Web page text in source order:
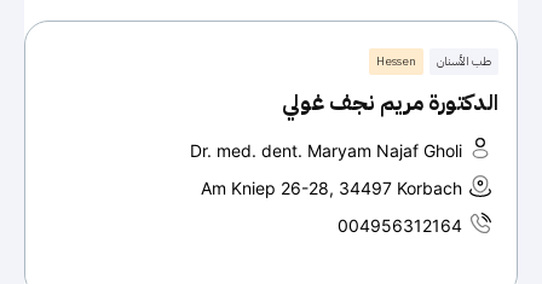
طب الأسنان Hessen
الدكتورة مريم نجف غولي
Dr. med. dent. Maryam Najaf Gholi
Am Kniep 26-28, 34497 Korbach
004956312164